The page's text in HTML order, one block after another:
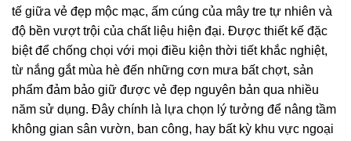
tế giữa vẻ đẹp mộc mạc, ấm cúng của mây tre tự nhiên và
độ bền vượt trội của chất liệu hiện đại. Được thiết kế đặc
biệt để chống chọi với mọi điều kiện thời tiết khắc nghiệt,
từ nắng gắt mùa hè đến những cơn mưa bất chợt, sản
phẩm đảm bảo giữ được vẻ đẹp nguyên bản qua nhiều
năm sử dụng. Đây chính là lựa chọn lý tưởng để nâng tầm
không gian sân vườn, ban công, hay bất kỳ khu vực ngoại